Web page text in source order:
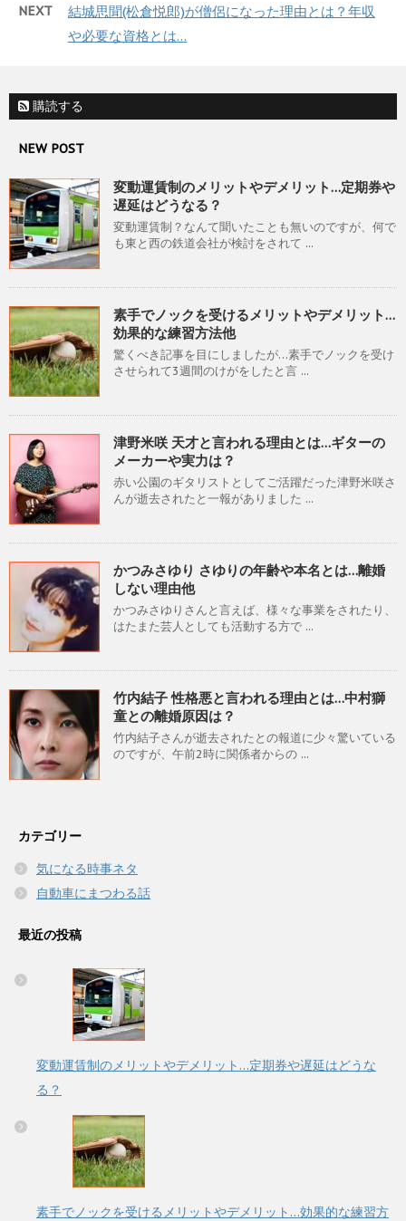
NEXT
結城思聞(松倉悦郎)が僧侶になった理由とは？年収
や必要な資格とは…
購読する
NEW POST
変動運賃制のメリットやデメリット…定期券や
遅延はどうなる？
変動運賃制？なんて聞いたことも無いのですが、何で
も東と西の鉄道会社が検討をされて ...
素手でノックを受けるメリットやデメリット…
効果的な練習方法他
驚くべき記事を目にしましたが…素手でノックを受け
させられて3週間のけがをしたと言 ...
津野米咲 天才と言われる理由とは…ギターの
メーカーや実力は？
赤い公園のギタリストとしてご活躍だった津野米咲さ
んが逝去されたと一報がありました ...
かつみさゆり さゆりの年齢や本名とは…離婚
しない理由他
かつみさゆりさんと言えば、様々な事業をされたり、
はたまた芸人としても活動する方で ...
竹内結子 性格悪と言われる理由とは…中村獅
童との離婚原因は？
竹内結子さんが逝去されたとの報道に少々驚いている
のですが、午前2時に関係者からの ...
カテゴリー
気になる時事ネタ
自動車にまつわる話
最近の投稿
変動運賃制のメリットやデメリット…定期券や遅延はどうな
る？
素手でノックを受けるメリットやデメリット…効果的な練習方